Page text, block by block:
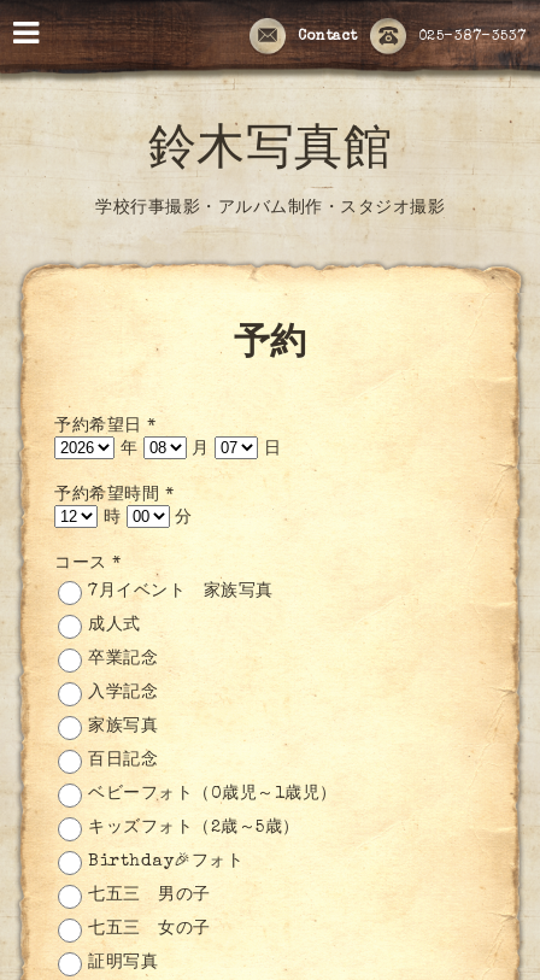
025-387-3537
Contact
鈴木写真館
学校行事撮影・アルバム制作・スタジオ撮影
予約
予約希望日*
年
月 日
予約希望時間 *
時
分
コース*
7月イベント 家族写真
成人式
卒業記念
入学記念
家族写真
百日記念
ベビーフォト（0歳児～1歳児）
キッズフォト（2歳～5歳）
Birthday🎉フォト
七五三 男の子
七五三 女の子
証明写真